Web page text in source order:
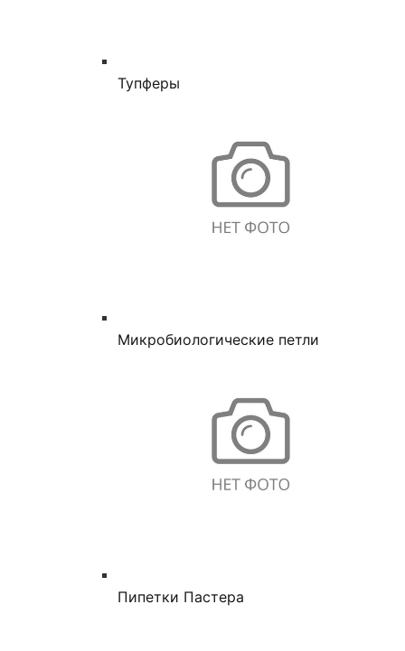
Тупферы
Микробиологические петли
Пипетки Пастера